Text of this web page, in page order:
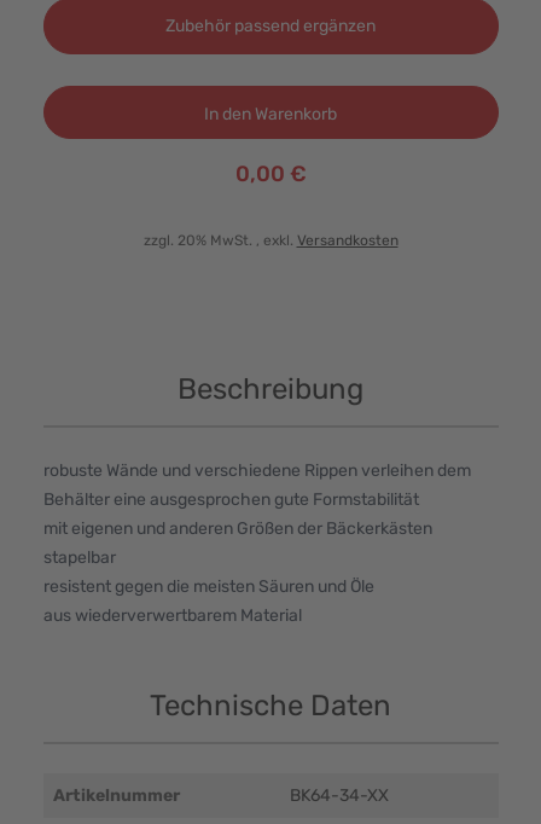
Zubehör passend ergänzen
In den Warenkorb
0,00 €
zzgl. 20% MwSt. , exkl. Versandkosten
Beschreibung
robuste Wände und verschiedene Rippen verleihen dem
Behälter eine ausgesprochen gute Formstabilität
mit eigenen und anderen Größen der Bäckerkästen
stapelbar
resistent gegen die meisten Säuren und Öle
aus wiederverwertbarem Material
Technische Daten
Artikelnummer BK64-34-XX